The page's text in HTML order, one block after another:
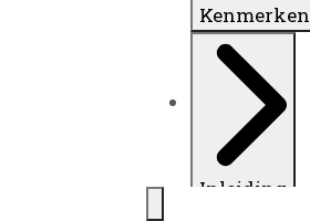
Kenmerken
Inleiding